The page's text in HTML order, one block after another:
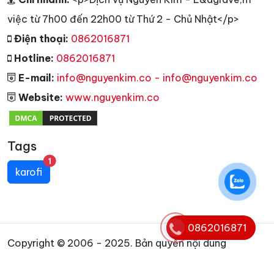
việc từ 7h00 đến 22h00 từ Thứ 2 - Chủ Nhật</p>
Điện thoại: 0862016871
Hotline: 0862016871
E-mail: info@nguyenkim.co - info@nguyenkim.co
Website: www.nguyenkim.co
Tags
karofi
1unread messages
Copyright © 2006 - 2025. Bản quyền nội dung
0862016871